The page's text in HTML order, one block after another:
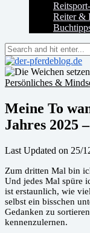
Reiter &
Persönliches &
Meine To
Jahres 2025
Last Updated on 25/
Zum dritten Mal bin
Und jedes Mal spüre
ist erstaunlich, wie
selbst ein bisschen
Gedanken zu
kennenzulernen.